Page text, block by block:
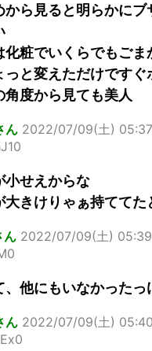
から見ると明らかにブ
化粧でいくらでもごま
っと変えただけですぐ
角度から見ても美人
ん 2022/07/09(土)
小せえからな
大きけりゃぁ持ててた
ん 2022/07/09(土)
、他にもいなかったっ
ん 2022/07/09(土)